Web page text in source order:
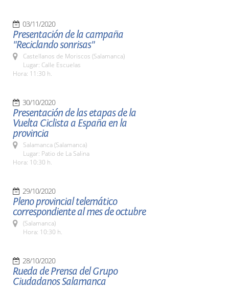
03/11/2020
Presentación de la campaña
"Reciclando sonrisas"
Castellanos de Moriscos (Salamanca)
Lugar: Calle Escuelas
Hora: 11:30 h.
30/10/2020
Presentación de las etapas de la
Vuelta Ciclista a España en la
provincia
Salamanca (Salamanca)
Lugar: Patio de La Salina
Hora: 10:30 h.
29/10/2020
Pleno provincial telemático
correspondiente al mes de octubre
(Salamanca)
Hora: 10:30 h.
28/10/2020
Rueda de Prensa del Grupo
Ciudadanos Salamanca